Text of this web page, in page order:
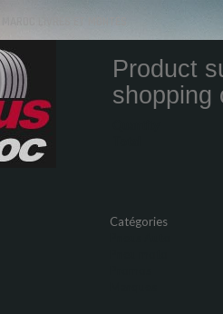
LIVRÉS ET MONTÉS
Product
shopping
Catégories